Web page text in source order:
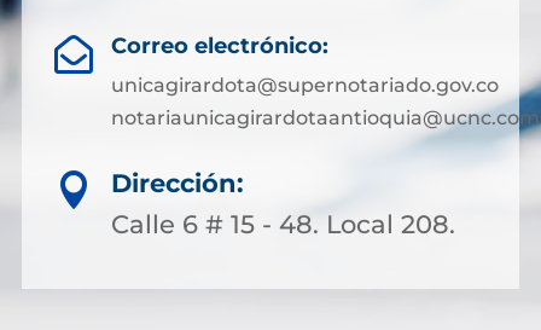
 Correo electrónico:
unicagirardota@supernotariado.gov.co

Dirección:
Calle 6 # 15 - 48. Local 208.